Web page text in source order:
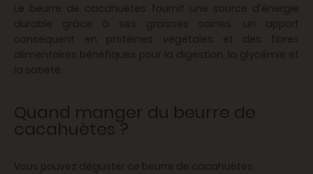
Le beurre de cacahuètes fournit une source d'énergie
durable grâce à ses graisses saines. un apport
conséquent en protéines végétales et des fibres
alimentaires bénéfiques pour la digestion, la glycémie et
la satiété.
Quand manger du beurre de
cacahuètes ?
Vous pouvez déguster ce beurre de cacahuètes :